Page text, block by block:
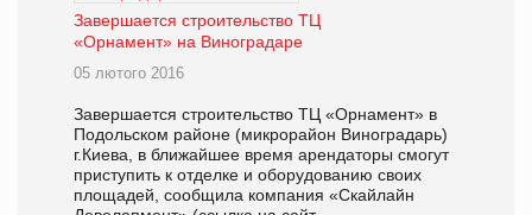
Завершается строительство ТЦ
«Орнамент» на Виноградаре
05 лютого 2016
Завершается строительство ТЦ «Орнамент» в
Подольском районе (микрорайон Виноградарь)
г.Киева, в ближайшее время арендаторы смогут
приступить к отделке и оборудованию своих
площадей, сообщила компания «Скайлайн